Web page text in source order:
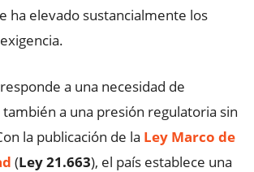
ha elevado sustancialmente los
a una necesidad de
a una presión regulatoria sin
la publicación de la Ley Marco de
(Ley 21.663), el país establece una